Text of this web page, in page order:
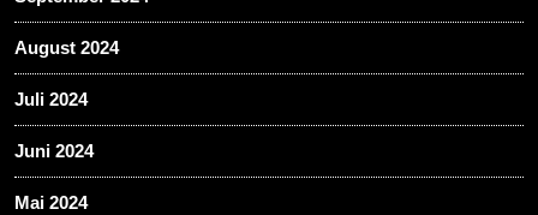
August 2024
Juli 2024
Juni 2024
Mai 2024